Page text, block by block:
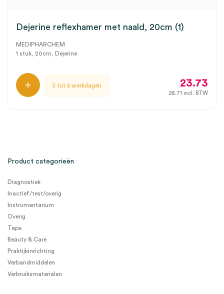
Dejerine reflexhamer met naald, 20cm (1)
MEDIPHARCHEM
1 stuk, 20cm, Dejerine
3 tot 5 werkdagen 23.73
28.71 incl. BTW
Product categorieën
Diagnostiek
Inactief/test/overig
Instrumentarium
Overig
Tape
Beauty & Care
Praktijkinrichting
Verbandmiddelen
Verbruiksmaterialen